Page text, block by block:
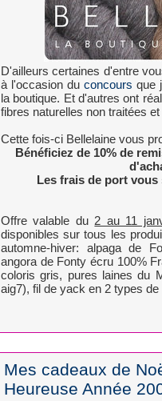
D'ailleurs certaines d'entre
à l'occasion du concours que
la boutique. Et d'autres ont
fibres naturelles non traitées
Cette fois-ci Bellelaine vous
Bénéficiez de 10% de
Les frais de port
Offre valable du 2 au 11
disponibles sur tous les
automne-hiver: alpaga de
angora de Fonty écru 100%
coloris gris, pures laines du
aig7), fil de yack en 2 types de
Mes cadeaux de
Heureuse Année